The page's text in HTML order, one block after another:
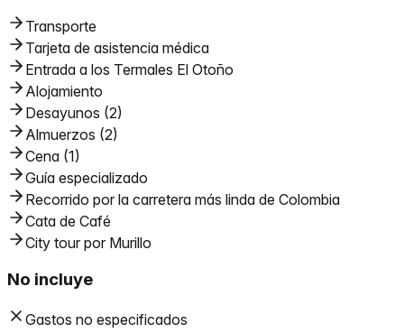
Transporte
Tarjeta de asistencia médica
Entrada a los Termales El Otoño
Alojamiento
Desayunos (2)
Almuerzos (2)
Cena (1)
Guía especializado
Recorrido por la carretera más linda de Colombia
Cata de Café
City tour por Murillo
No incluye
Gastos no especificados